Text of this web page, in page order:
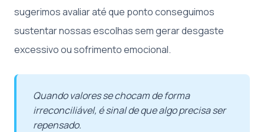
sugerimos avaliar até que ponto conseguimos
sustentar nossas escolhas sem gerar desgaste
excessivo ou sofrimento emocional.
Quando valores se chocam de forma
irreconciliável, é sinal de que algo precisa ser
repensado.